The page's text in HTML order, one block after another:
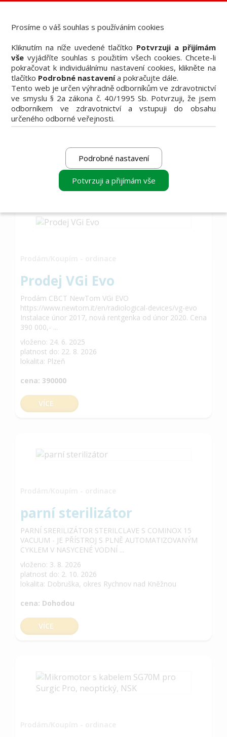
Knižní nabídka
Vzdělávací akce
Akční nabídky firem
Přehledy produktů
Inzerce
Předplatné / el. verze časopisů
Filtrovat
Prodej VGi Evo
Prodám CBCT NewTom VGi EVO
https://www.newtom.it/en/radiological-devices/vg-evo
Instalace únor 2017, nová rentgenka od únor 2020. Cena
390 000,- ...
vloženo: 24. 6. 2025
platnost do: 22. 8. 2026
lokalita: Plzeň
cena: 390000
VÍCE
parní sterilizátor
PARNÍ SRERILIZÁTOR STERILCLAVE S COMINOX 15
VACUUM - JE PŘÍSTROJ S PLNĚ AUTOMATIZOVANÝM
CYKLEM V NASYCENÉ VODNÍ ...
vloženo: 3. 8. 2026
platnost do: 2. 10. 2026
lokalita: Dobruška, okres Rychnov nad Kněžnou
cena: Dohodou
VÍCE
Prosíme o váš souhlas s používáním cookies
Kliknutím na níže uvedené tlačítko Potvrzuji a přijímám
vše vyjádříte souhlas s použitím všech cookies. Chcete-li
pokračovat k individuálnímu nastavení cookies, klikněte na
tlačítko Podrobné nastavenía pokračujte dále.
Tento web je určen výhradně odborníkům ve zdravotnictví
ve smyslu § 2a zákona č. 40/1995 Sb. Potvrzuji, že jsem
odborníkem ve zdravotnictví a vstupuji do obsahu
určeného odborné veřejnosti.
Podrobné nastavení
Potvrzuji a přijímám vše